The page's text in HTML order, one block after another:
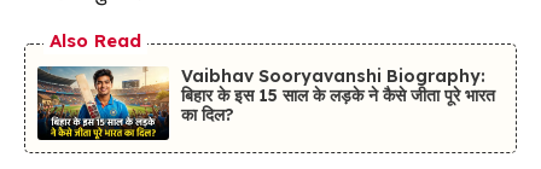
Also Read
Vaibhav Sooryavanshi Biography:
बिहार के इस 15 साल के लड़के ने कैसे जीता पूरे भारत
का दिल?